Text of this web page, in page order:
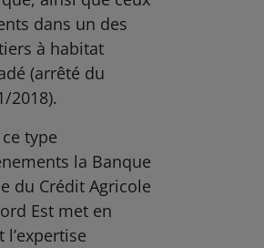
dans un des
à habitat
(arrêté du
2018).
type
la Banque
du Crédit Agricole
Est met en
l’expertise